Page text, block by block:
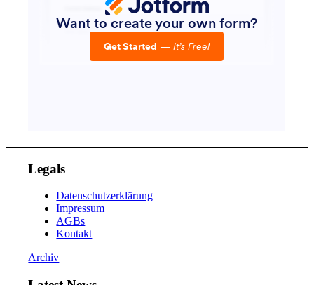
Legals
Datenschutzerklärung
Impressum
AGBs
Kontakt
Archiv